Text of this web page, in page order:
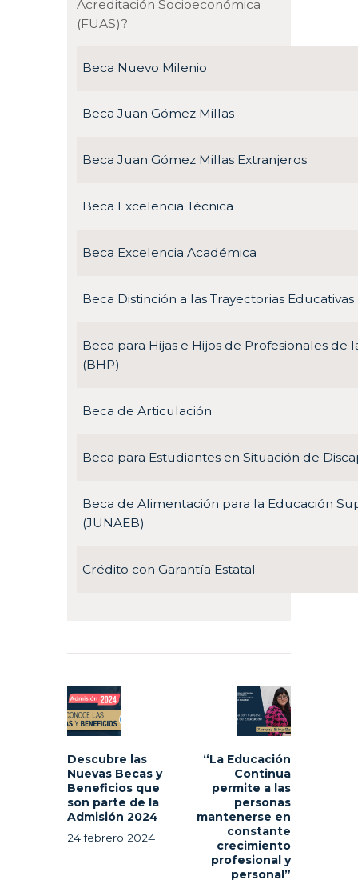
Acreditación Socioeconómica
(FUAS)?
Beca Nuevo Milenio
Beca Juan Gómez Millas
Beca Juan Gómez Millas Extranjeros
Beca Excelencia Técnica
Beca Excelencia Académica
Beca Distinción a las Trayectorias Educativas
Beca para Hijas e Hijos de Profesionales de
(BHP)
Beca de Articulación
Beca para Estudiantes en Situación de
Beca de Alimentación para la Educación
(JUNAEB)
Crédito con Garantía Estatal
de
entradas
Previous
post:
Descubre las
Nuevas Becas y
Beneficios que
son parte de la
Admisión 2024
24 febrero 2024
“La Educación
Continua
permite a las
personas
mantenerse en
constante
crecimiento
profesional y
personal”